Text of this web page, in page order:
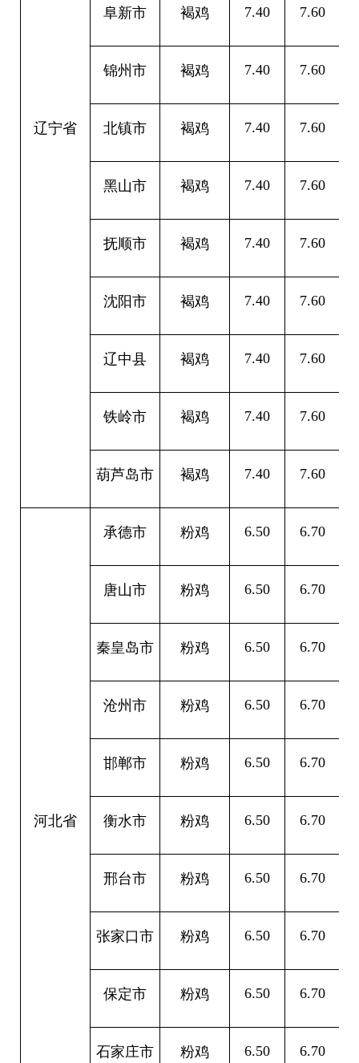
辽宁省
阜新市 褐鸡 7.40 7.60
锦州市 褐鸡 7.40 7.60
北镇市 褐鸡 7.40 7.60
黑山市 褐鸡 7.40 7.60
抚顺市 褐鸡 7.40 7.60
沈阳市 褐鸡 7.40 7.60
辽中县 褐鸡 7.40 7.60
铁岭市 褐鸡 7.40 7.60
葫芦岛市 褐鸡 7.40 7.60
河北省
承德市 粉鸡 6.50 6.70
唐山市 粉鸡 6.50 6.70
秦皇岛市 粉鸡 6.50 6.70
沧州市 粉鸡 6.50 6.70
邯郸市 粉鸡 6.50 6.70
衡水市 粉鸡 6.50 6.70
邢台市 粉鸡 6.50 6.70
张家口市 粉鸡 6.50 6.70
保定市 粉鸡 6.50 6.70
石家庄市 粉鸡 6.50 6.70